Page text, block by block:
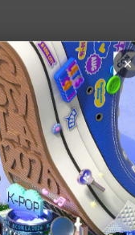
検索結果
×